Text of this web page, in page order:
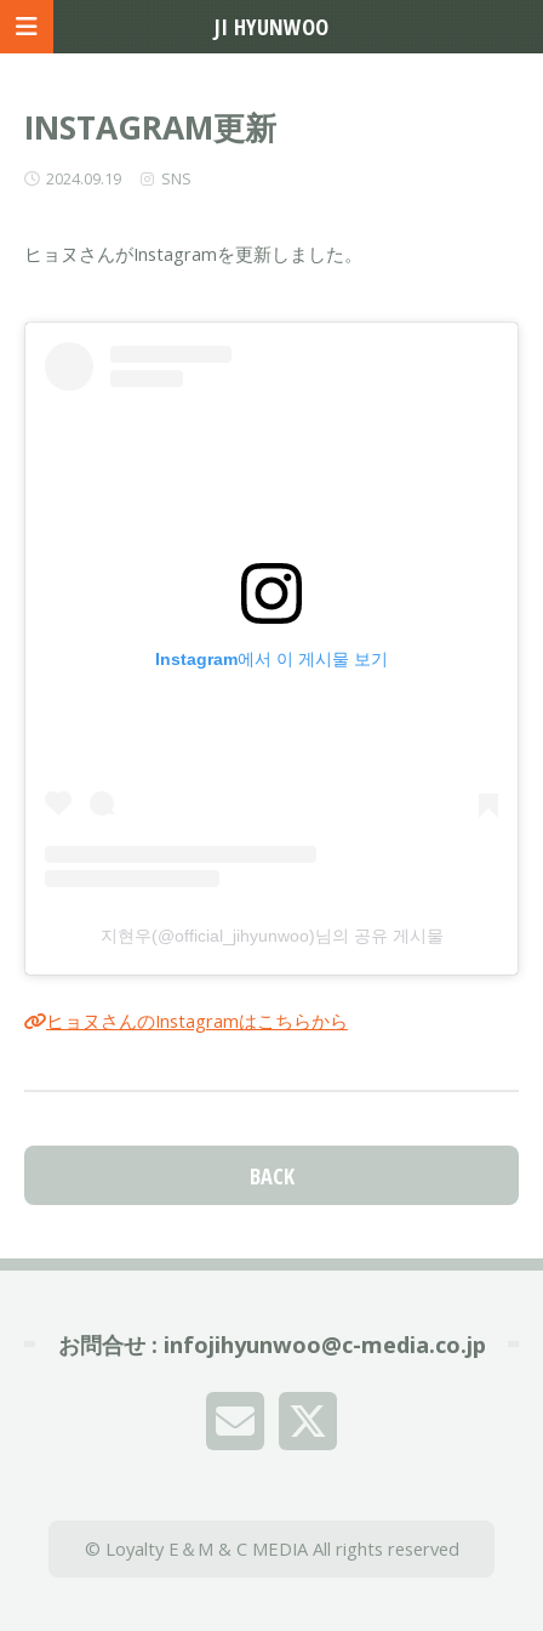
INSTAGRAM更新
2024.09.19 SNS
ヒョヌさんがInstagramを更新しました。
Instagram에서 이 게시물 보기
지현우(@official_jihyunwoo)님의 공유 게시물
ヒョヌさんのInstagramはこちらから
BACK
お問合せ : infojihyunwoo@c-media.co.jp
© Loyalty E＆M & C MEDIA All rights reserved
JI HYUNWOO